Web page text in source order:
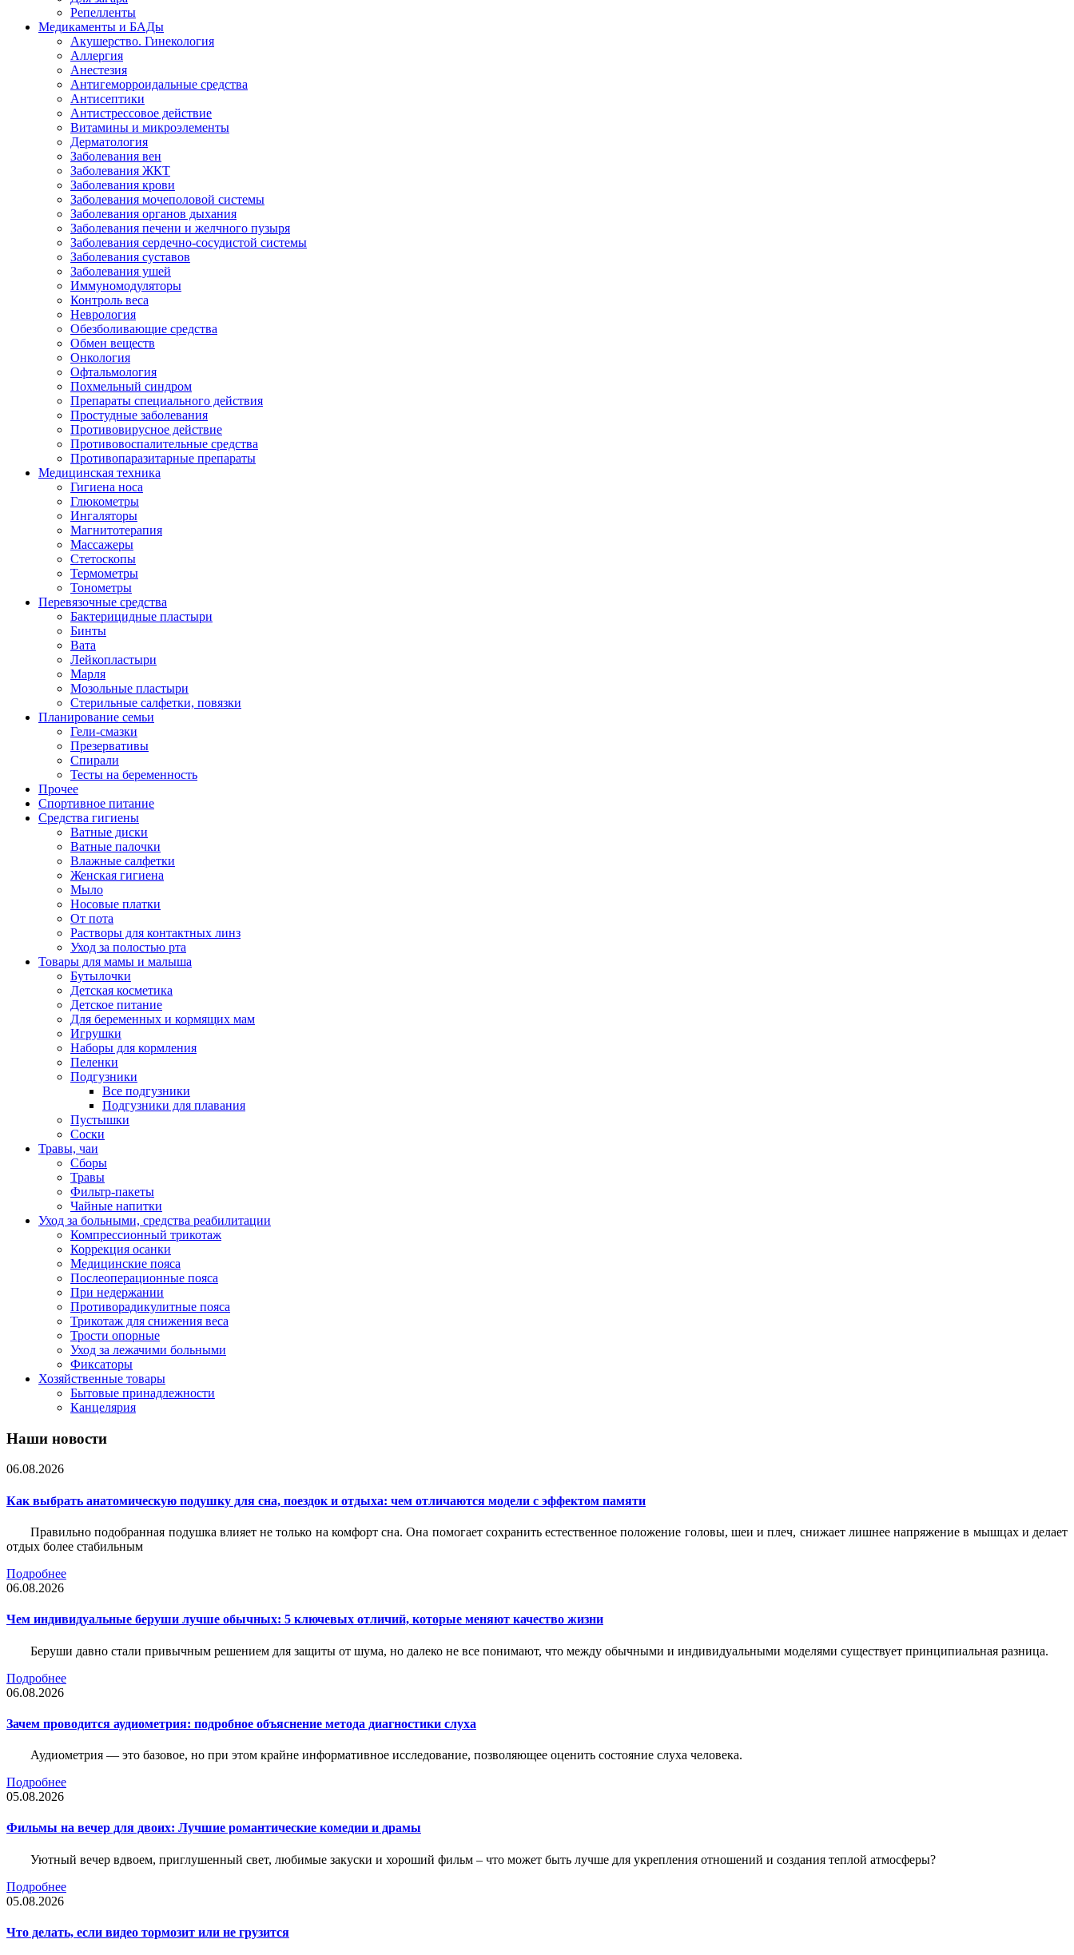
Репелленты
Медикаменты и БАДы
Акушерство. Гинекология
Аллергия
Анестезия
Антигеморроидальные средства
Антисептики
Антистрессовое действие
Витамины и микроэлементы
Дерматология
Заболевания вен
Заболевания ЖКТ
Заболевания крови
Заболевания мочеполовой системы
Заболевания органов дыхания
Заболевания печени и желчного пузыря
Заболевания сердечно-сосудистой системы
Заболевания суставов
Заболевания ушей
Иммуномодуляторы
Контроль веса
Неврология
Обезболивающие средства
Обмен веществ
Онкология
Офтальмология
Похмельный синдром
Препараты специального действия
Простудные заболевания
Противовирусное действие
Противовоспалительные средства
Противопаразитарные препараты
Медицинская техника
Гигиена носа
Глюкометры
Ингаляторы
Магнитотерапия
Массажеры
Стетоскопы
Термометры
Тонометры
Перевязочные средства
Бактерицидные пластыри
Бинты
Вата
Лейкопластыри
Марля
Мозольные пластыри
Стерильные салфетки, повязки
Планирование семьи
Гели-смазки
Презервативы
Спирали
Тесты на беременность
Прочее
Спортивное питание
Средства гигиены
Ватные диски
Ватные палочки
Влажные салфетки
Женская гигиена
Мыло
Носовые платки
От пота
Растворы для контактных линз
Уход за полостью рта
Товары для мамы и малыша
Бутылочки
Детская косметика
Детское питание
Для беременных и кормящих мам
Игрушки
Наборы для кормления
Пеленки
Подгузники
Все подгузники
Подгузники для плавания
Пустышки
Соски
Травы, чаи
Сборы
Травы
Фильтр-пакеты
Чайные напитки
Уход за больными, средства реабилитации
Компрессионный трикотаж
Коррекция осанки
Медицинские пояса
Послеоперационные пояса
При недержании
Противорадикулитные пояса
Трикотаж для снижения веса
Трости опорные
Уход за лежачими больными
Фиксаторы
Хозяйственные товары
Бытовые принадлежности
Канцелярия
Наши новости
06.08.2026
Как выбрать анатомическую подушку для сна, поездок и отдыха: чем отличаются модели с эффектом памяти
Правильно подобранная подушка влияет не только на комфорт сна. Она помогает сохранить естественное положение головы, шеи и плеч, снижает лишнее напряжение в мышцах и делает
отдых более стабильным
Подробнее
06.08.2026
Чем индивидуальные беруши лучше обычных: 5 ключевых отличий, которые меняют качество жизни
Беруши давно стали привычным решением для защиты от шума, но далеко не все понимают, что между обычными и индивидуальными моделями существует принципиальная разница.
Подробнее
06.08.2026
Зачем проводится аудиометрия: подробное объяснение метода диагностики слуха
Аудиометрия — это базовое, но при этом крайне информативное исследование, позволяющее оценить состояние слуха человека.
Подробнее
05.08.2026
Фильмы на вечер для двоих: Лучшие романтические комедии и драмы
Уютный вечер вдвоем, приглушенный свет, любимые закуски и хороший фильм – что может быть лучше для укрепления отношений и создания теплой атмосферы?
Подробнее
05.08.2026
Что делать, если видео тормозит или не грузится